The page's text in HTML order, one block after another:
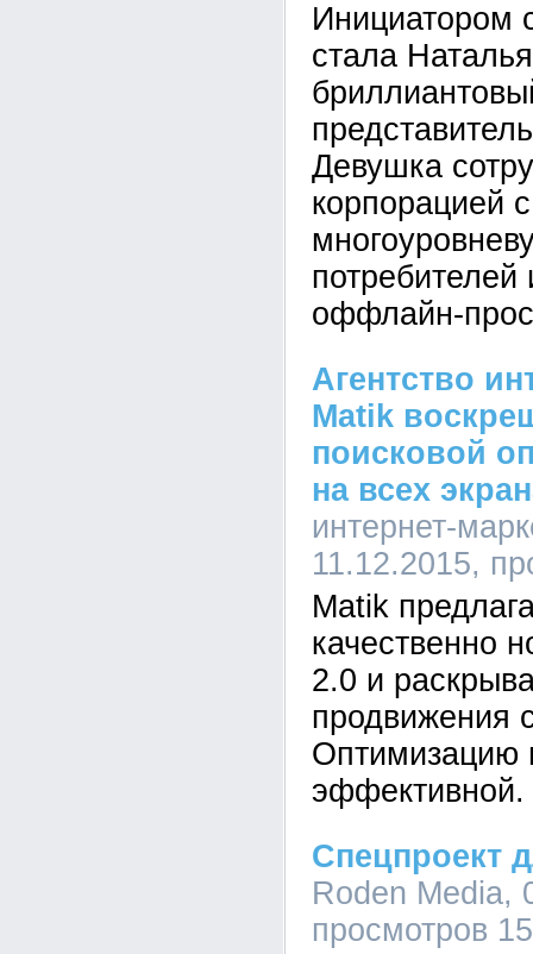
Инициатором
стала
Девушка
корпорацией
потребителей
оффлайн-
Агентство
Matik
поисковой
на всех
интернет-
11.12.2015,
Matik
качественно
2.0 и
продвижения
Оптимизацию
эффективной.
Спецпроект
Roden Media,
просмотров